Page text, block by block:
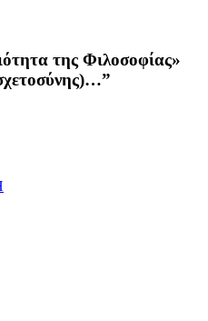
της Φιλοσοφίας»
”